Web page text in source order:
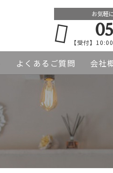
お気軽
【受付】
よくあるご質問 会社